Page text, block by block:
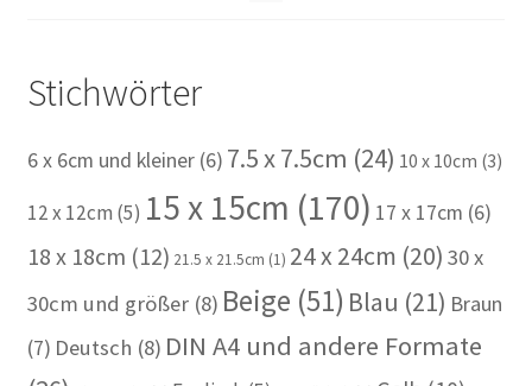
Stichwörter
6 x 6cm und kleiner(6) 7.5 x 7.5cm (24) 10 x 10cm (3)
12 x 12cm (5) 15 x 15cm (170) 17 x 17cm (6)
18 x 18cm (12) 21.5 x 21.5cm (1) 24 x 24cm (20) 30 x
30cm und größer(8) Beige (51) Blau (21) Braun
(7) Deutsch (8) DIN A4 und andere Formate